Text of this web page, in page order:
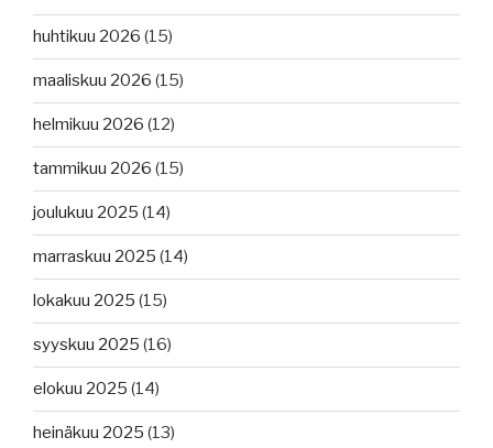
Hormuzin
salmi
polttopisteessä.”
huhtikuu 2026 (15)
maaliskuu 2026 (15)
helmikuu 2026 (12)
tammikuu 2026 (15)
joulukuu 2025 (14)
marraskuu 2025 (14)
lokakuu 2025 (15)
syyskuu 2025 (16)
elokuu 2025 (14)
heinäkuu 2025 (13)